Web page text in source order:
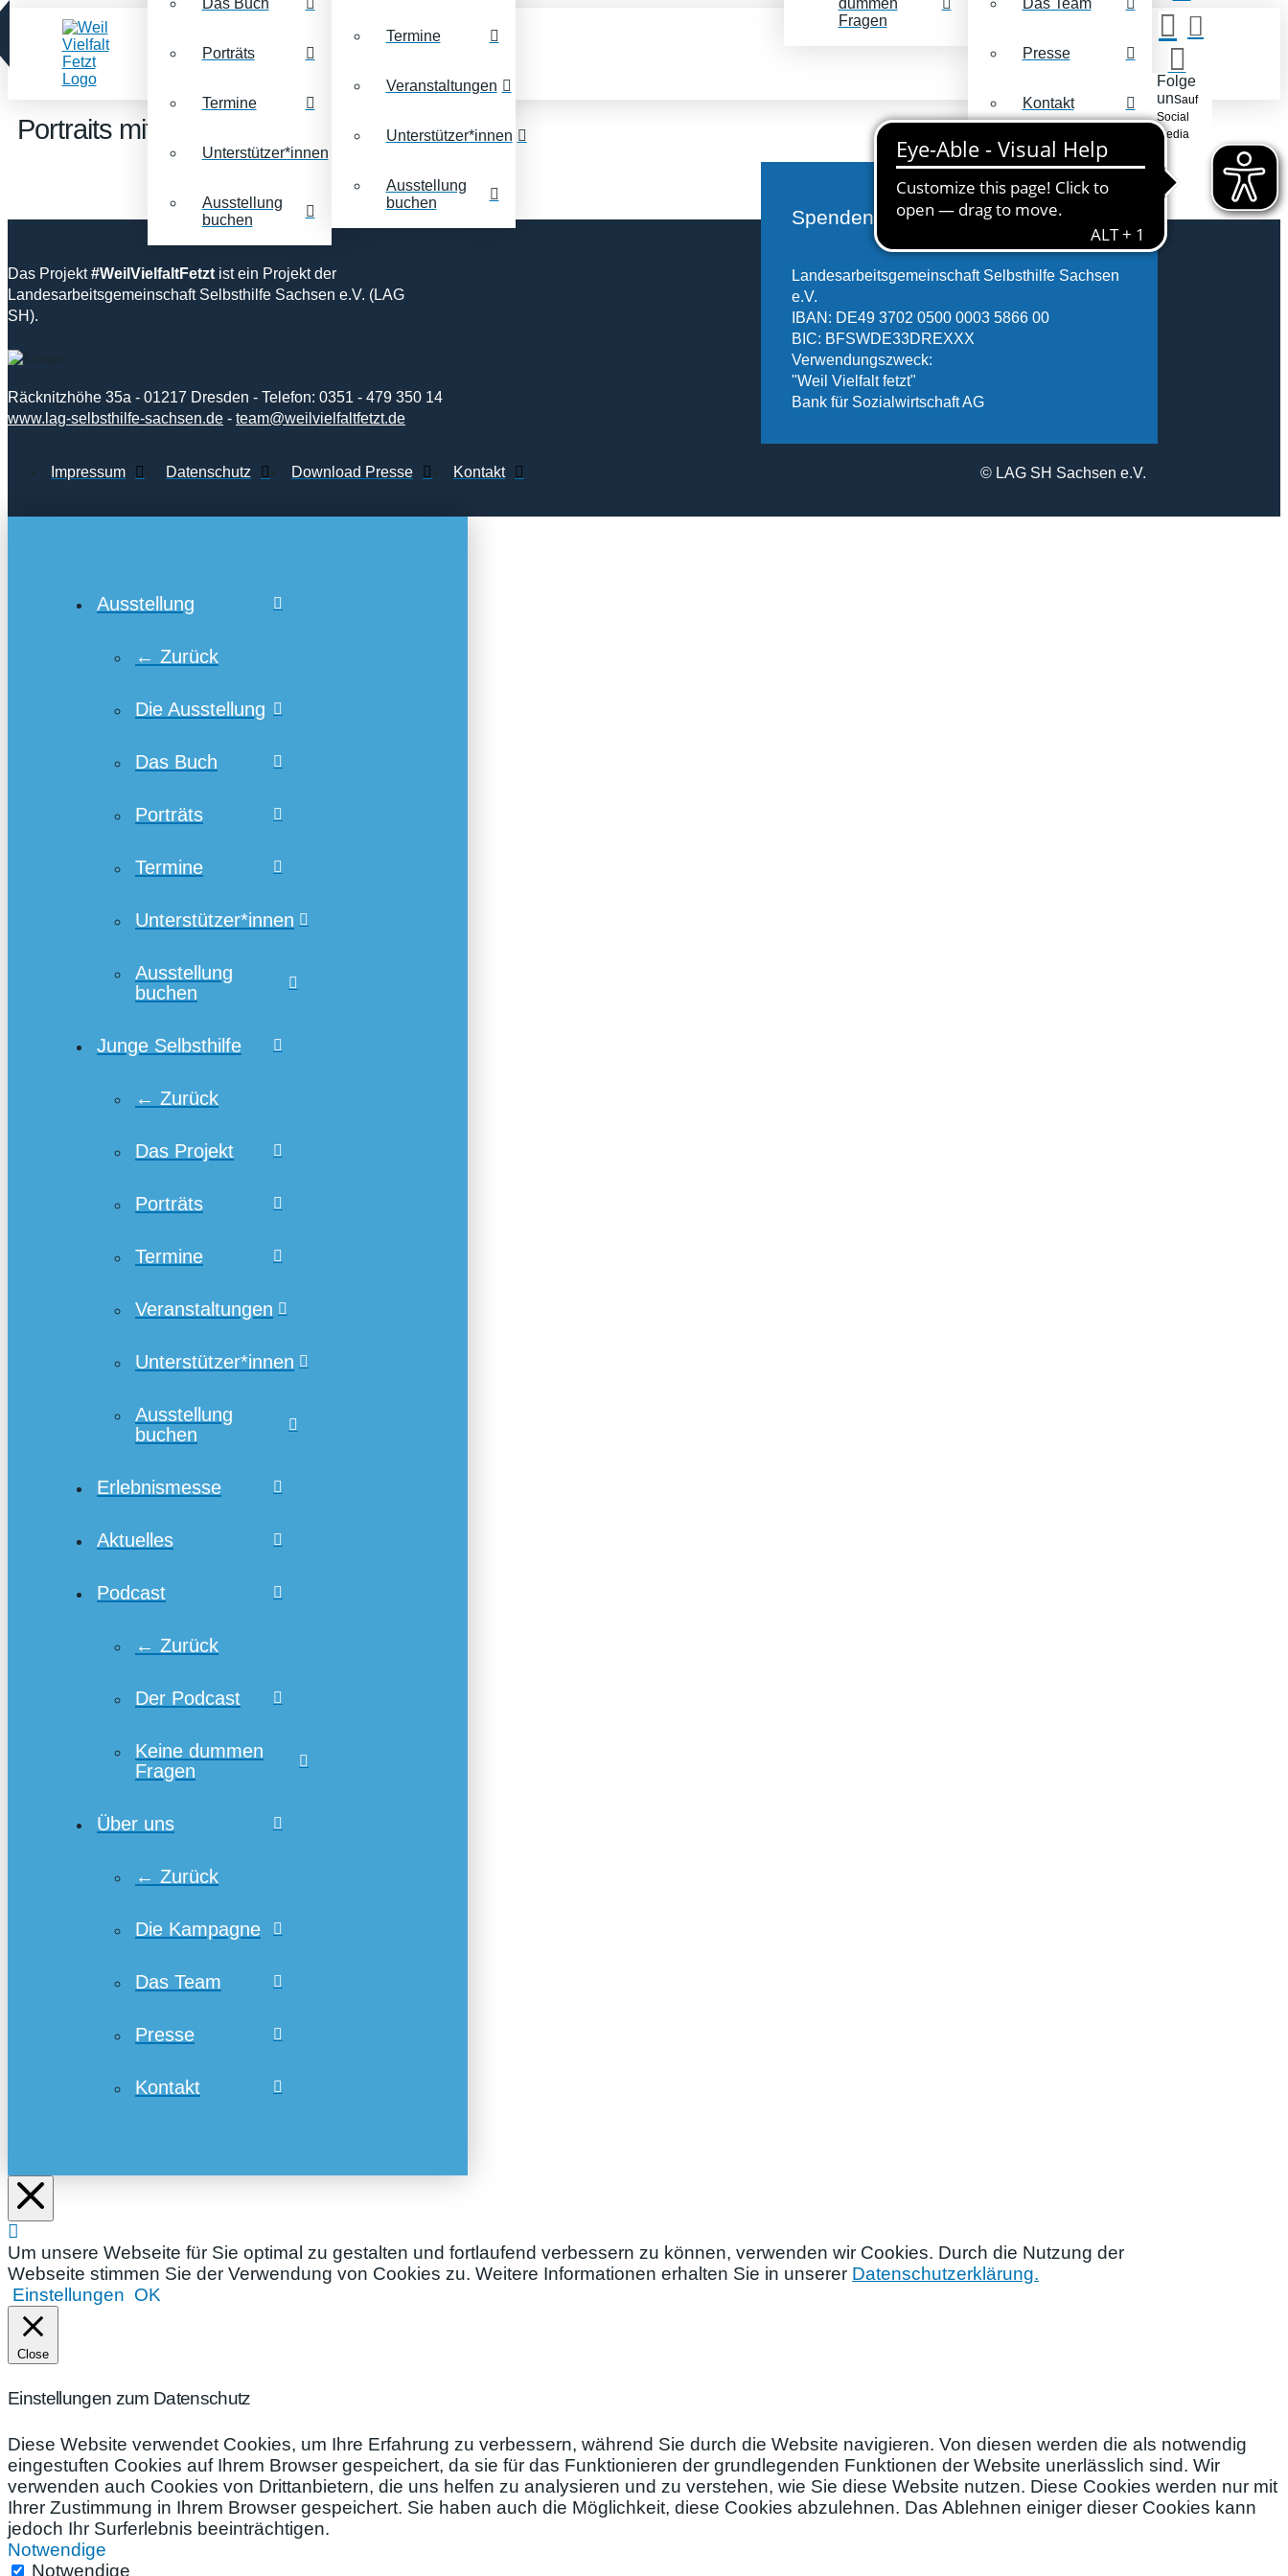
Das Buch
Porträts
Termine
Unterstützer*innen
Ausstellung
buchen
Termine
Veranstaltungen
Unterstützer*innen
Ausstellung
buchen
dummen
Fragen
Das Team
Presse
Kontakt
Folge
unsauf
Social
Media
Portraits mit dem Stichwort: Tumor
Spendenkonto
Landesarbeitsgemeinschaft Selbsthilfe Sachsen
e.V.
IBAN: DE49 3702 0500 0003 5866 00
BIC: BFSWDE33DREXXX
Verwendungszweck:
"Weil Vielfalt fetzt"
Bank für Sozialwirtschaft AG
Das Projekt#WeilVielfaltFetzt ist ein Projekt der
Landesarbeitsgemeinschaft Selbsthilfe Sachsen e.V. (LAG
SH).
Räcknitzhöhe 35a - 01217 Dresden - Telefon: 0351 - 479 350 14
www.lag-selbsthilfe-sachsen.de - team@weilvielfaltfetzt.de
Impressum Datenschutz Download Presse Kontakt © LAG SH Sachsen e.V.
Ausstellung
← Zurück
Die Ausstellung
Das Buch
Porträts
Termine
Unterstützer*innen
Ausstellung
buchen
Junge Selbsthilfe
← Zurück
Das Projekt
Porträts
Termine
Veranstaltungen
Unterstützer*innen
Ausstellung
buchen
Erlebnismesse
Aktuelles
Podcast
← Zurück
Der Podcast
Keine dummen
Fragen
Über uns
← Zurück
Die Kampagne
Das Team
Presse
Kontakt
Um unsere Webseite für Sie optimal zu gestalten und fortlaufend verbessern zu können, verwenden wir Cookies. Durch die Nutzung der
Webseite stimmen Sie der Verwendung von Cookies zu. Weitere Informationen erhalten Sie in unserer Datenschutzerklärung.
Einstellungen OK
Close
Einstellungen zum Datenschutz
Diese Website verwendet Cookies, um Ihre Erfahrung zu verbessern, während Sie durch die Website navigieren. Von diesen werden die als notwendig
eingestuften Cookies auf Ihrem Browser gespeichert, da sie für das Funktionieren der grundlegenden Funktionen der Website unerlässlich sind. Wir
verwenden auch Cookies von Drittanbietern, die uns helfen zu analysieren und zu verstehen, wie Sie diese Website nutzen. Diese Cookies werden nur mit
Ihrer Zustimmung in Ihrem Browser gespeichert. Sie haben auch die Möglichkeit, diese Cookies abzulehnen. Das Ablehnen einiger dieser Cookies kann
jedoch Ihr Surferlebnis beeinträchtigen.
Notwendige
Notwendige